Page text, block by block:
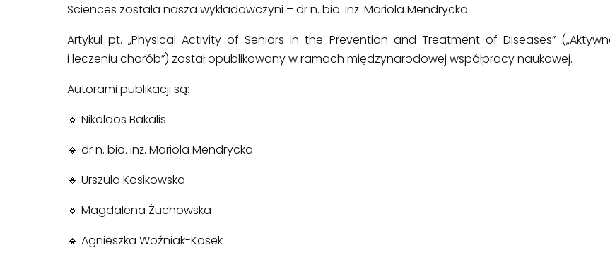
Sciences została nasza wykładowczyni – dr n. bio. inż. Mariola Mendrycka.
Artykuł pt. „Physical Activity of Seniors in the Prevention and Treatment of Diseases”
i leczeniu chorób”) został opublikowany w ramach międzynarodowej współpracy naukowej.
Autorami publikacji są:
🔹 Nikolaos Bakalis
🔹 dr n. bio. inż. Mariola Mendrycka
🔹 Urszula Kosikowska
🔹 Magdalena Żuchowska
🔹 Agnieszka Woźniak-Kosek